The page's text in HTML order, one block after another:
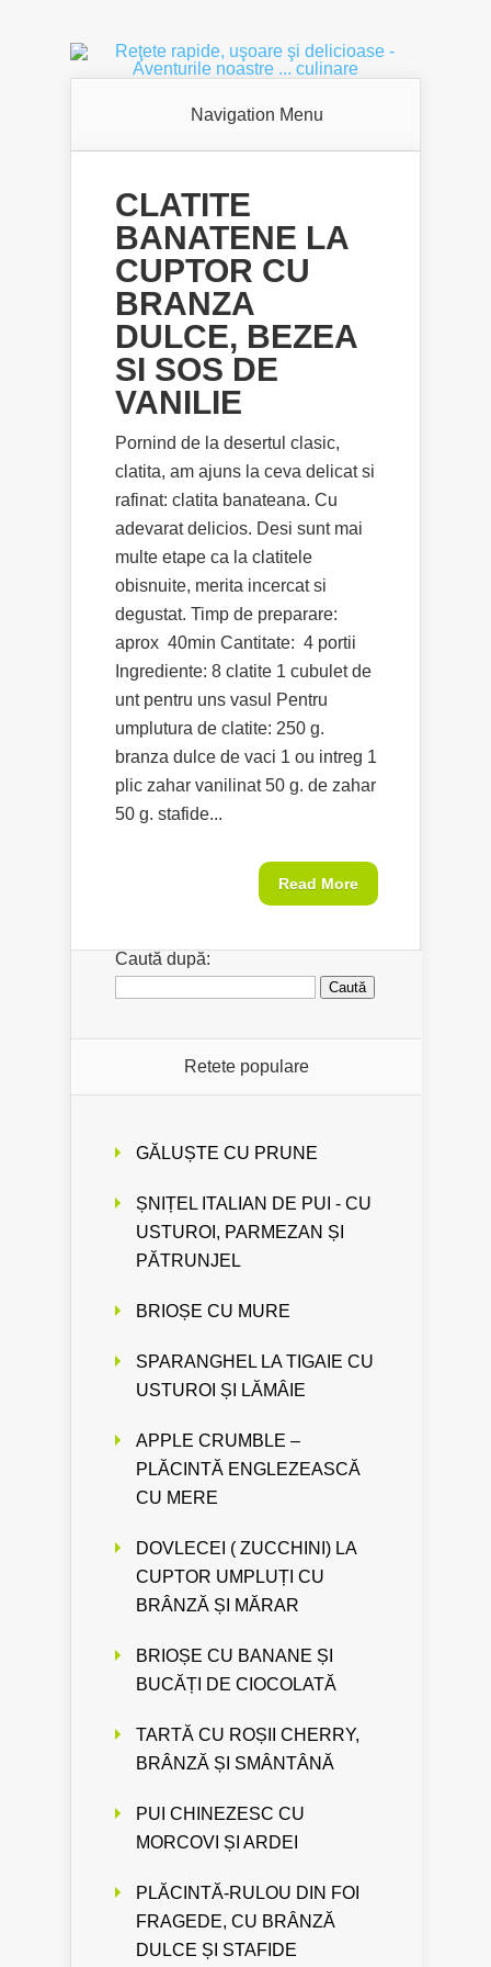
Navigation Menu
CLATITE
BANATENE LA
CUPTOR CU
BRANZA
DULCE, BEZEA
SI SOS DE
VANILIE
Pornind de la desertul clasic,
clatita, am ajuns la ceva delicat si
rafinat: clatita banateana. Cu
adevarat delicios. Desi sunt mai
multe etape ca la clatitele
obisnuite, merita incercat si
degustat. Timp de preparare:
aprox 40min Cantitate: 4 portii
Ingrediente: 8 clatite 1 cubulet de
unt pentru uns vasul Pentru
umplutura de clatite: 250 g.
branza dulce de vaci 1 ou intreg 1
plic zahar vanilinat 50 g. de zahar
50 g. stafide...
Read More
Caută după:
Retete populare
GĂLUȘTE CU PRUNE
ȘNIȚEL ITALIAN DE PUI - CU
USTUROI, PARMEZAN ȘI
PĂTRUNJEL
BRIOȘE CU MURE
SPARANGHEL LA TIGAIE CU
USTUROI ȘI LĂMÂIE
APPLE CRUMBLE –
PLĂCINTĂ ENGLEZEASCĂ
CU MERE
DOVLECEI ( ZUCCHINI) LA
CUPTOR UMPLUȚI CU
BRÂNZĂ ȘI MĂRAR
BRIOȘE CU BANANE ȘI
BUCĂȚI DE CIOCOLATĂ
TARTĂ CU ROȘII CHERRY,
BRÂNZĂ ȘI SMÂNTÂNĂ
PUI CHINEZESC CU
MORCOVI ȘI ARDEI
PLĂCINTĂ-RULOU DIN FOI
FRAGEDE, CU BRÂNZĂ
DULCE ȘI STAFIDE